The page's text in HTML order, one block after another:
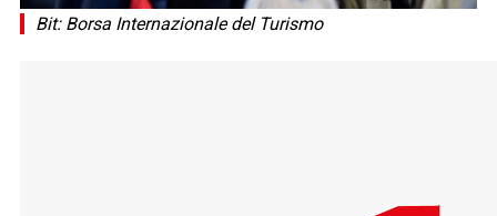
Bit: Borsa Internazionale del Turismo